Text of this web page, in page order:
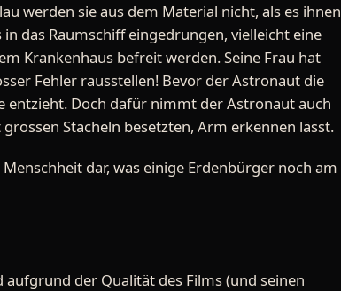
werden sie aus dem Material nicht, als es ihnen
das Raumschiff eingedrungen, vielleicht eine
Krankenhaus befreit werden. Seine Frau hat
Fehler rausstellen! Bevor der Astronaut die
entzieht. Doch dafür nimmt der Astronaut auch
Stacheln besetzten, Arm erkennen lässt.
dar, was einige Erdenbürger noch am
der Qualität des Films (und seinen